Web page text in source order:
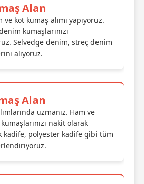
Alan
kot kumaş alımı yapıyoruz.
kumaşlarınızı
Selvedge denim, streç denim
alıyoruz.
Alan
uzmanız. Ham ve
nakit olarak
kadife, polyester kadife gibi tüm